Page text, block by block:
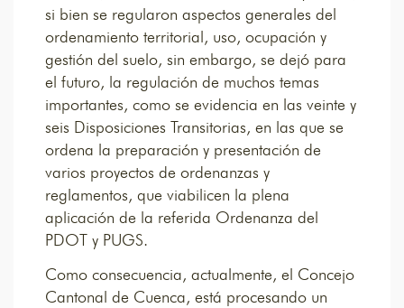
si bien se regularon aspectos generales del
ordenamiento territorial, uso, ocupación y
gestión del suelo, sin embargo, se dejó para
el futuro, la regulación de muchos temas
importantes, como se evidencia en las veinte y
seis Disposiciones Transitorias, en las que se
ordena la preparación y presentación de
varios proyectos de ordenanzas y
reglamentos, que viabilicen la plena
aplicación de la referida Ordenanza del
PDOT y PUGS.
Como consecuencia, actualmente, el Concejo
Cantonal de Cuenca, está procesando un